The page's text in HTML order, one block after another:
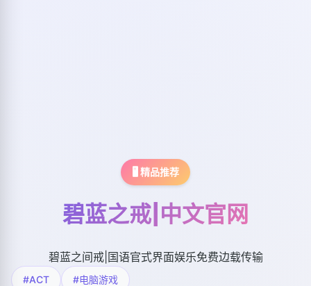
🖥️ 精品推荐
碧蓝之戒|中文官网
碧蓝之间戒|国语官式界面娱乐免费边载传输
#ACT #电脑游戏